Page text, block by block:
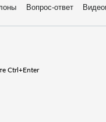
Вопрос-ответ
Ctrl+Enter